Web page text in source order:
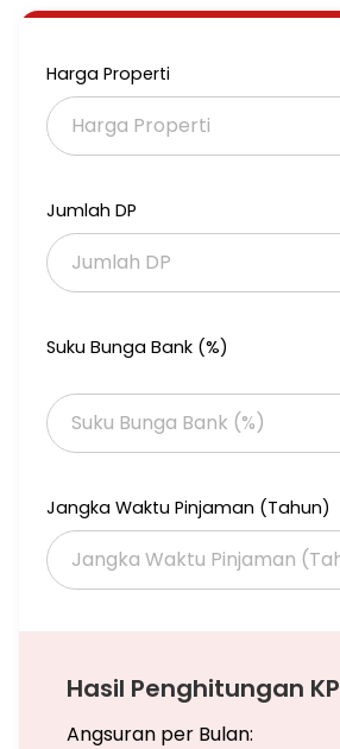
Dimensi. +/- 70 x 600 meter
*Harga : 1.5jt per meter nego*
* 2km dari Gelora Bung Tomo
* Cocok untuk komplek pergudangan
*Informasi Lebih Lanjut :*
#gresik#sidoarjo#tanah#apartment
#banyuwangi#jember#asetlelang
#malang#batumalang
Harga Properti
Jumlah DP
Suku Bunga Bank (%)
Jangka Waktu Pinjaman (Tahun)
Hasil Penghitungan
Angsuran per Bulan: